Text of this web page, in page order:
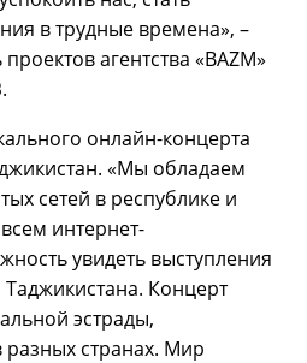
в трудные времена», –
агентства «BAZM»
.
онлайн-концерта
«Мы обладаем
сетей в республике и
интернет-
увидеть выступления
Концерт
эстрады,
разных странах. Мир